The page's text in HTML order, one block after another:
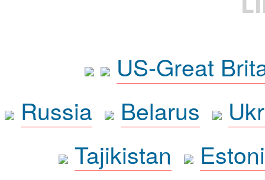
US-Great
Russia
Belarus
Tajikistan